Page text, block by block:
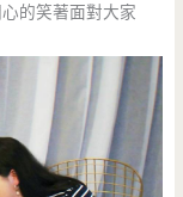
的笑著面對大家